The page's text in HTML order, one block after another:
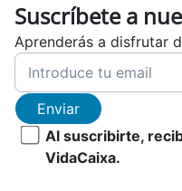
Suscríbete a
Aprenderás a disfrutar
Enviar
Al suscribirte,
VidaCaixa.